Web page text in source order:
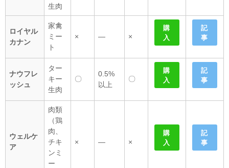
生肉
ロイヤル
カナン
家禽
ミー
ト
× ― ×
購
入
記
事
ナウフレ
ッシュ
ター
キー
生肉
〇
0.5%
以上
〇
購
入
記
事
ウェルケ
ア
肉類
（鶏
肉、
チキ
ンミ
ー
× ― ×
購
入
記
事